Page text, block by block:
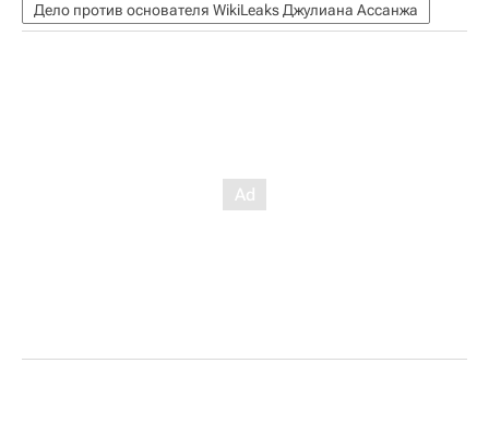
Дело против основателя WikiLeaks Джулиана Ассанжа